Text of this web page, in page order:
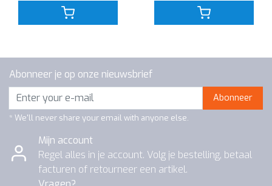
Abonneer je op onze nieuwsbrief
Abonneer
* We'll never share your email with anyone else.
Mijn account
Regel alles in je account. Volg je bestelling, betaal
facturen of retourneer een artikel.